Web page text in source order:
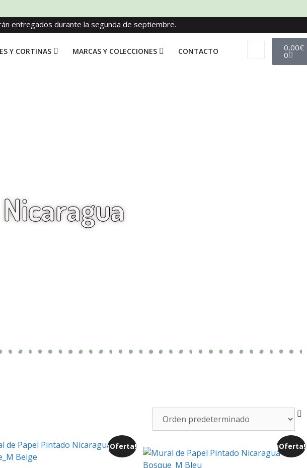
entregados durante la segunda de septiembre.
Y CORTINAS MARCAS Y COLECCIONES CONTACTO 0,00€
0
¡Oferta! ¡Oferta!